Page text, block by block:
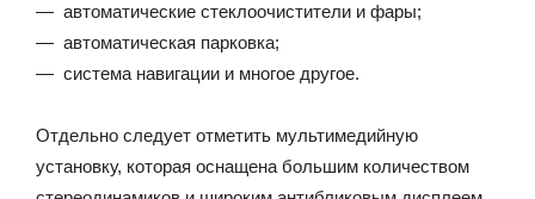
— автоматические стеклоочистители и фары;
— автоматическая парковка;
— система навигации и многое другое.
Отдельно следует отметить мультимедийную
установку, которая оснащена большим количеством